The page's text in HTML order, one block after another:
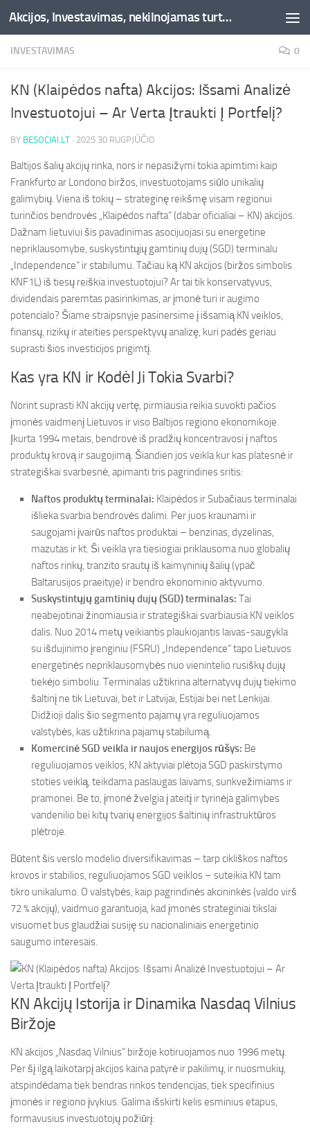
Skip to content Akcijos, Investavimas, nekilnojamas turtas, kriptovaliutos - Besociai.lt
INVESTAVIMAS 0
KN (Klaipėdos nafta) Akcijos: Išsami Analizė
Investuotojui – Ar Verta Įtraukti Į Portfelį?
BY BESOCIAI.LT · 2025 30 RUGPJŪČIO
Baltijos šalių akcijų rinka, nors ir nepasižymi tokia apimtimi kaip
Frankfurto ar Londono biržos, investuotojams siūlo unikalių
galimybių. Viena iš tokių – strateginę reikšmę visam regionui
turinčios bendrovės „Klaipėdos nafta“ (dabar oficialiai – KN) akcijos.
Dažnam lietuviui šis pavadinimas asocijuojasi su energetine
nepriklausomybe, suskystintųjų gamtinių dujų (SGD) terminalu
„Independence“ ir stabilumu. Tačiau ką KN akcijos (biržos simbolis
KNF1L) iš tiesų reiškia investuotojui? Ar tai tik konservatyvus,
dividendais paremtas pasirinkimas, ar įmonė turi ir augimo
potencialo? Šiame straipsnyje pasinersime į išsamią KN veiklos,
finansų, rizikų ir ateities perspektyvų analizę, kuri padės geriau
suprasti šios investicijos prigimtį.
Kas yra KN ir Kodėl Ji Tokia Svarbi?
Norint suprasti KN akcijų vertę, pirmiausia reikia suvokti pačios
įmonės vaidmenį Lietuvos ir viso Baltijos regiono ekonomikoje.
Įkurta 1994 metais, bendrovė iš pradžių koncentravosi į naftos
produktų krovą ir saugojimą. Šiandien jos veikla kur kas platesnė ir
strategiškai svarbesnė, apimanti tris pagrindines sritis:
Naftos produktų terminalai: Klaipėdos ir Subačiaus terminalai
išlieka svarbia bendrovės dalimi. Per juos kraunami ir
saugojami įvairūs naftos produktai – benzinas, dyzelinas,
mazutas ir kt. Ši veikla yra tiesiogiai priklausoma nuo globalių
naftos rinkų, tranzito srautų iš kaimyninių šalių (ypač
Baltarusijos praeityje) ir bendro ekonominio aktyvumo.
Suskystintųjų gamtinių dujų (SGD) terminalas: Tai
neabejotinai žinomiausia ir strategiškai svarbiausia KN veiklos
dalis. Nuo 2014 metų veikiantis plaukiojantis laivas-saugykla
su išdujinimo įrenginiu (FSRU) „Independence“ tapo Lietuvos
energetinės nepriklausomybės nuo vienintelio rusiškų dujų
tiekėjo simboliu. Terminalas užtikrina alternatyvų dujų tiekimo
šaltinį ne tik Lietuvai, bet ir Latvijai, Estijai bei net Lenkijai.
Didžioji dalis šio segmento pajamų yra reguliuojamos
valstybės, kas užtikrina pajamų stabilumą.
Komercinė SGD veikla ir naujos energijos rūšys: Be
reguliuojamos veiklos, KN aktyviai plėtoja SGD paskirstymo
stoties veiklą, teikdama paslaugas laivams, sunkvežimiams ir
pramonei. Be to, įmonė žvelgia į ateitį ir tyrinėja galimybes
vandenilio bei kitų tvarių energijos šaltinių infrastruktūros
plėtroje.
Būtent šis verslo modelio diversifikavimas – tarp cikliškos naftos
krovos ir stabilios, reguliuojamos SGD veiklos – suteikia KN tam
tikro unikalumo. O valstybės, kaip pagrindinės akcininkės (valdo virš
72 % akcijų), vaidmuo garantuoja, kad įmonės strateginiai tikslai
visuomet bus glaudžiai susiję su nacionaliniais energetinio
saugumo interesais.
KN Akcijų Istorija ir Dinamika Nasdaq Vilnius
Biržoje
KN akcijos „Nasdaq Vilnius“ biržoje kotiruojamos nuo 1996 metų.
Per šį ilgą laikotarpį akcijos kaina patyrė ir pakilimų, ir nuosmukių,
atspindėdama tiek bendras rinkos tendencijas, tiek specifinius
įmonės ir regiono įvykius. Galima išskirti kelis esminius etapus,
formavusius investuotojų požiūrį: